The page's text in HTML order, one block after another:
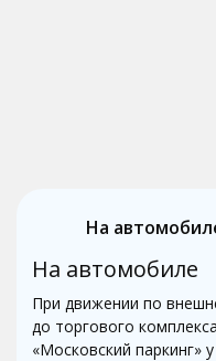
На
На автомобиле
При движении по
до торгового
«Московский паркинг»